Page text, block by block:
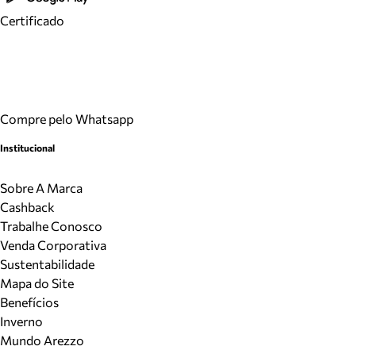
Certificado
Compre pelo Whatsapp
Institucional
Sobre A Marca
Cashback
Trabalhe Conosco
Venda Corporativa
Sustentabilidade
Mapa do Site
Benefícios
Inverno
Mundo Arezzo